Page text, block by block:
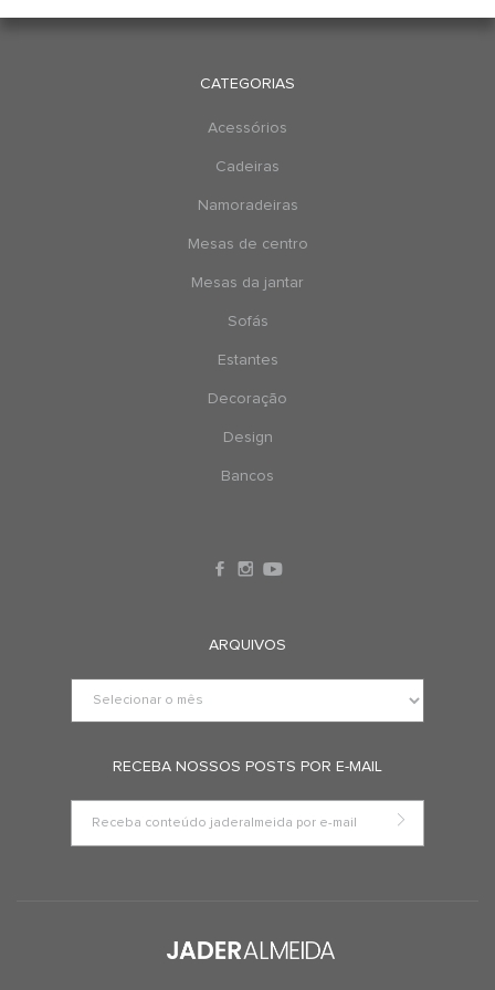
CATEGORIAS
Acessórios
Cadeiras
Namoradeiras
Mesas de centro
Mesas da jantar
Sofás
Estantes
Decoração
Design
Bancos
ARQUIVOS
RECEBA NOSSOS POSTS POR E-MAIL